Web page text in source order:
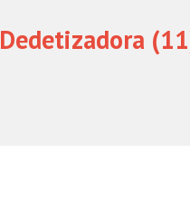
Dedetizadora